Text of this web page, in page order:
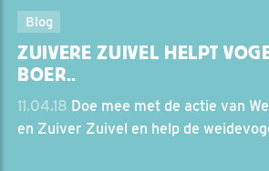
Blog
ZUIVERE ZUIVEL HELPT
BOER..
11.04.18 Doe mee met de actie van
en Zuiver Zuivel en help de